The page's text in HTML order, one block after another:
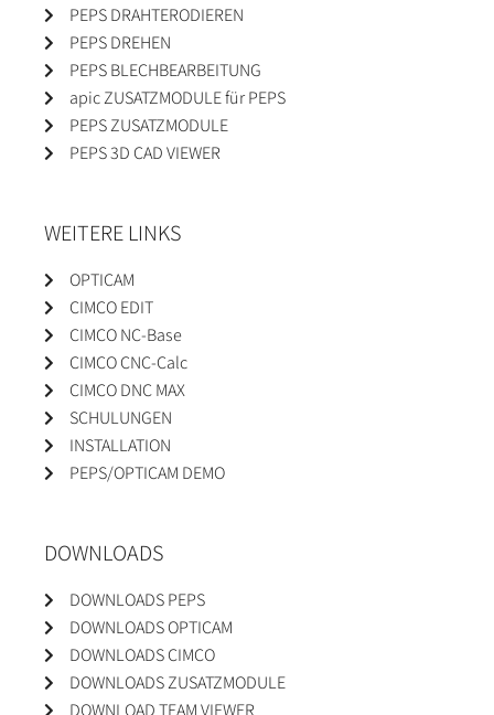
PEPS DRAHTERODIEREN
PEPS DREHEN
PEPS BLECHBEARBEITUNG
apic ZUSATZMODULE für PEPS
PEPS ZUSATZMODULE
PEPS 3D CAD VIEWER
WEITERE LINKS
OPTICAM
CIMCO EDIT
CIMCO NC-Base
CIMCO CNC-Calc
CIMCO DNC MAX
SCHULUNGEN
INSTALLATION
PEPS/OPTICAM DEMO
DOWNLOADS
DOWNLOADS PEPS
DOWNLOADS OPTICAM
DOWNLOADS CIMCO
DOWNLOADS ZUSATZMODULE
DOWNLOAD TEAM VIEWER